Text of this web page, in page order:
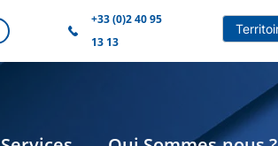
+33 (0)2 40 95
13 13